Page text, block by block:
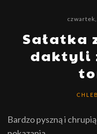
Sałatka
daktyli
Bardzo pyszną i